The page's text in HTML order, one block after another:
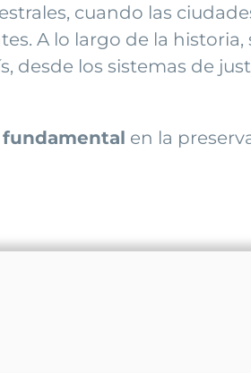
cuando las
A lo largo de la
desde los sistemas de
en la